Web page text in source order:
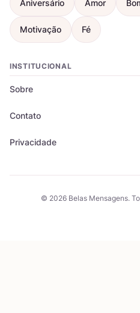
Aniversário Amor
Motivação Fé
INSTITUCIONAL
Sobre
Contato
Privacidade
© 2026 Belas Mensagens.